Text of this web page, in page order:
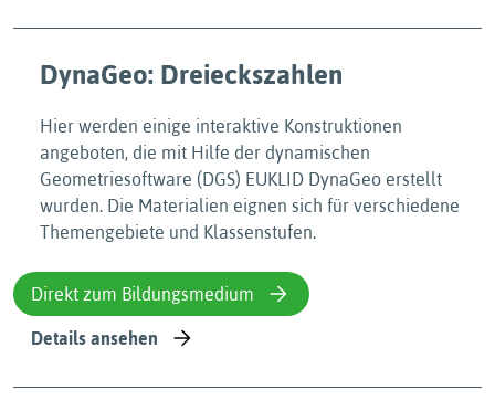
DynaGeo: Dreieckszahlen
Hier werden einige interaktive Konstruktionen
angeboten, die mit Hilfe der dynamischen
Geometriesoftware (DGS) EUKLID DynaGeo erstellt
wurden. Die Materialien eignen sich für verschiedene
Themengebiete und Klassenstufen.
Direkt zum Bildungsmedium
Details ansehen